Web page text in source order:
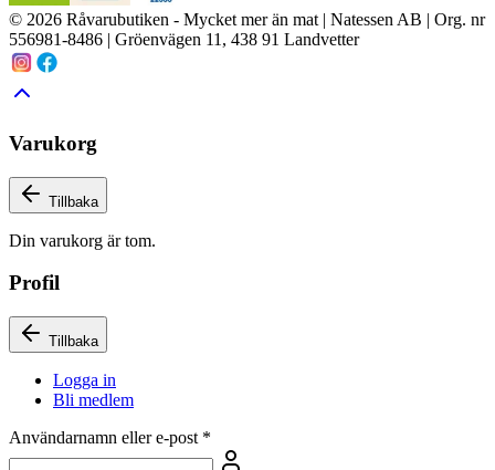
© 2026 Råvarubutiken - Mycket mer än mat | Natessen AB | Org. nr
556981-8486 | Gröenvägen 11, 438 91 Landvetter
Varukorg
Tillbaka
Din varukorg är tom.
Profil
Tillbaka
Logga in
Bli medlem
Användarnamn eller e-post *